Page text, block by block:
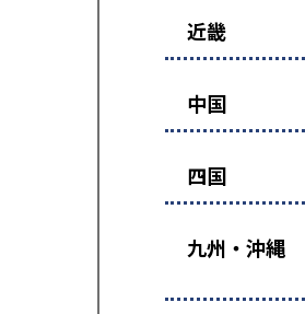
近畿
中国
四国
九州・沖縄